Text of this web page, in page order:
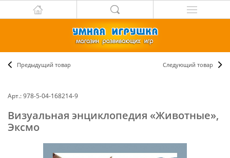
Предыдущий товар Следующий товар
Арт.: 978-5-04-168214-9
Визуальная энциклопедия «Животные»,
Эксмо